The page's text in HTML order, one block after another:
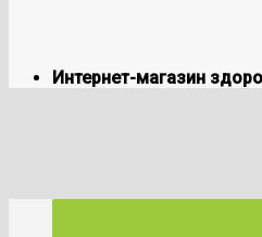
Интернет-магазин